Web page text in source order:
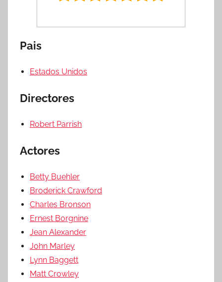
Pais
Estados Unidos
Directores
Robert Parrish
Actores
Betty Buehler
Broderick Crawford
Charles Bronson
Ernest Borgnine
Jean Alexander
John Marley
Lynn Baggett
Matt Crowley